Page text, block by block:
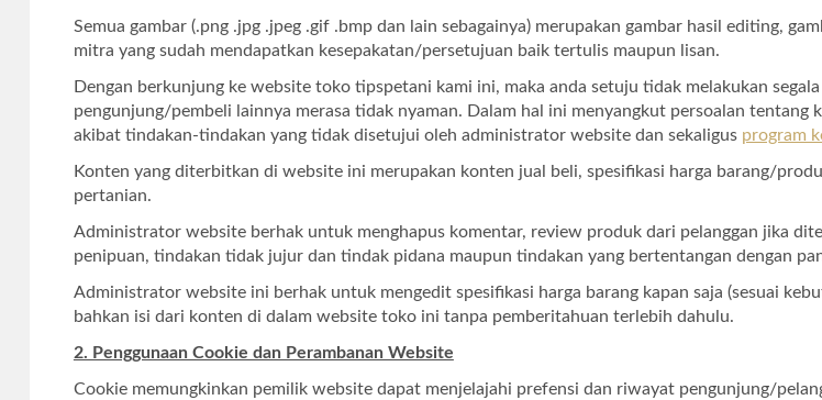
Semua gambar (.png .jpg .jpeg .gif .bmp dan lain sebagainya) merupakan gambar hasil editing,
mitra yang sudah mendapatkan kesepakatan/persetujuan baik tertulis maupun lisan.
Dengan berkunjung ke website toko tipspetani kami ini, maka anda setuju tidak melakukan
pengunjung/pembeli lainnya merasa tidak nyaman. Dalam hal ini menyangkut persoalan
akibat tindakan-tindakan yang tidak disetujui oleh administrator website dan sekaligus program
Konten yang diterbitkan di website ini merupakan konten jual beli, spesifikasi harga barang/
pertanian.
Administrator website berhak untuk menghapus komentar, review produk dari pelanggan jika
penipuan, tindakan tidak jujur dan tindak pidana maupun tindakan yang bertentangan dengan
Administrator website ini berhak untuk mengedit spesifikasi harga barang kapan saja (sesuai
bahkan isi dari konten di dalam website toko ini tanpa pemberitahuan terlebih dahulu.
2. Penggunaan Cookie dan Perambanan Website
Cookie memungkinkan pemilik website dapat menjelajahi prefensi dan riwayat pengunjung/